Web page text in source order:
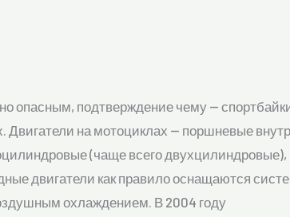
опасным, подтверждение чему —
Двигатели на мотоциклах — поршневые
(чаще всего двухцилиндровые),
двигатели как правило оснащаются
охлаждением. В 2004 году